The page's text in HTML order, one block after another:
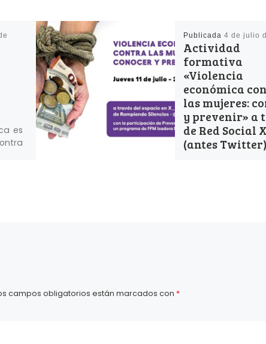
es
Publicada4 de julio
Actividad
formativa
«Violencia
económica
las mujeres:
y prevenir» a
de Red Social X
(antes Twitter)
campos obligatorios están marcados con *